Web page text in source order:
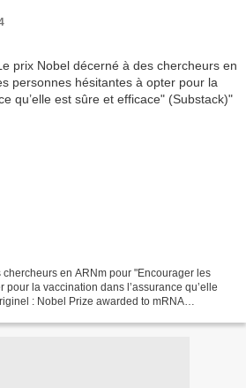
est sûre et efficace"
en ARNm pour "Encourager les
la vaccination dans l’assurance qu’elle
: Nobel Prize awarded to mRNA